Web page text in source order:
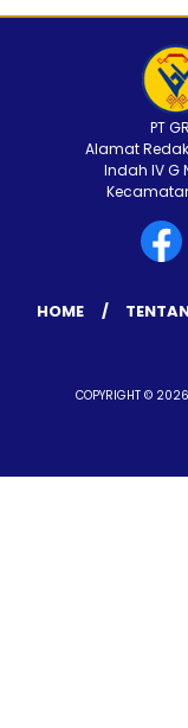
PT
Alamat
Indah IV G
HOME
COPYRIGHT ©